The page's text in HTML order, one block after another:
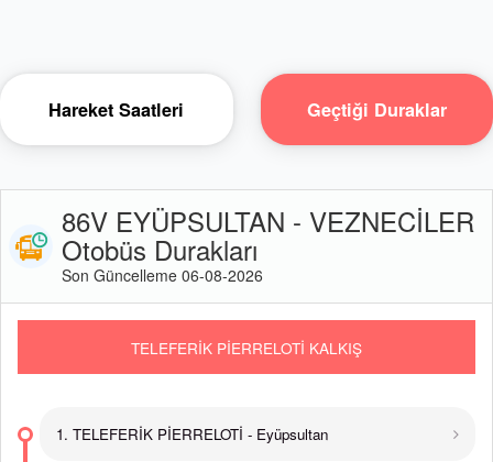
Hareket Saatleri Geçtiği Duraklar
86V EYÜPSULTAN - VEZNECİLER
Otobüs Durakları
Son Güncelleme 06-08-2026
TELEFERİK PİERRELOTİ KALKIŞ
1. TELEFERİK PİERRELOTİ - Eyüpsultan